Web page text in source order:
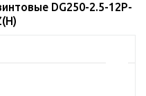
DG250-2.5-12P-